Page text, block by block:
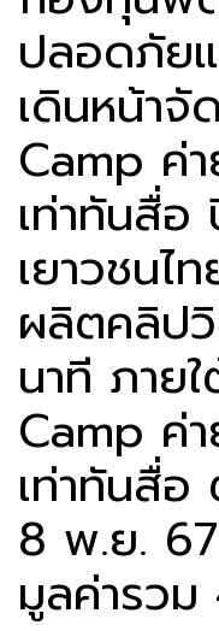
ปลอดภัย
เดินหน้าจั
Camp ค่า
เท่าทันสื่
เยาวชนไ
ผลิตคลิป
นาที ภาย
Camp ค่า
เท่าทันสื่
8 พ.ย.
มูลค่ารว